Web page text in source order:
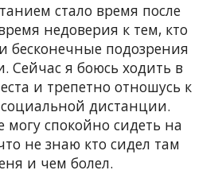
стало время после
недоверия к тем, кто
бесконечные подозрения
Сейчас я боюсь ходить в
и трепетно отношусь к
дистанции.
спокойно сидеть на
не знаю кто сидел там
и чем болел.